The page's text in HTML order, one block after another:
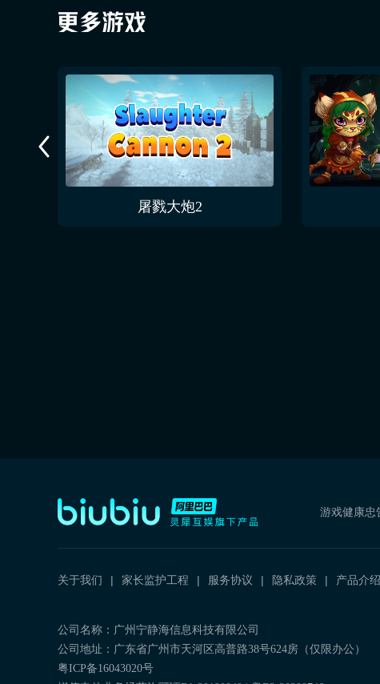
屠戮大炮2
游戏健康忠
关于我们 家长监护工程 服务协议 隐私政策 产品介绍
公司名称：广州宁静海信息科技有限公司
公司地址：广东省广州市天河区高普路38号624房（仅限办公）
粤ICP备16043020号